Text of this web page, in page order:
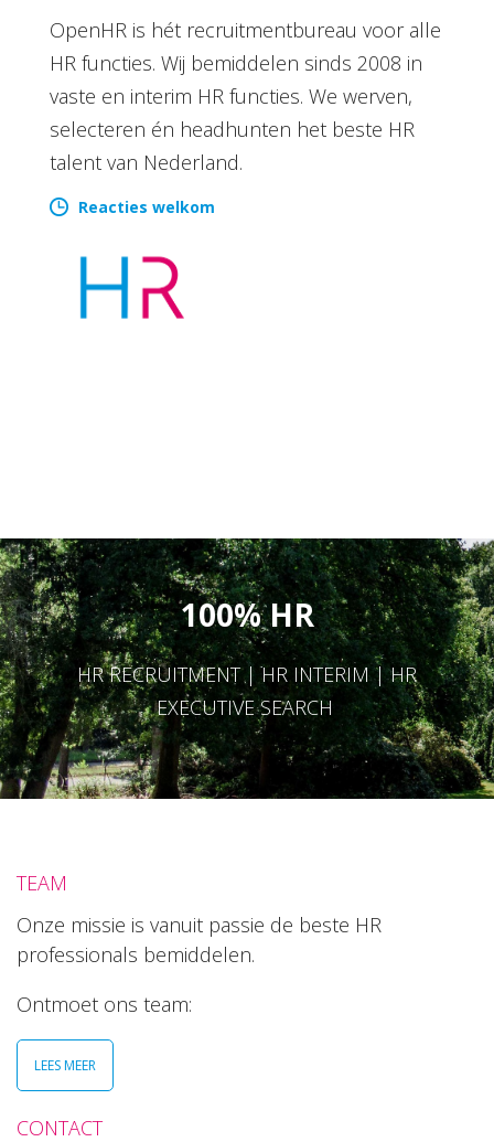
OpenHR is hét recruitmentbureau voor alle
HR functies. Wij bemiddelen sinds 2008 in
vaste en interim HR functies. We werven,
selecteren én headhunten het beste HR
talent van Nederland.
Reacties welkom
100% HR
HR RECRUITMENT | HR INTERIM | HR
EXECUTIVE SEARCH
TEAM
Onze missie is vanuit passie de beste HR
professionals bemiddelen.
Ontmoet ons team:
LEES MEER
CONTACT